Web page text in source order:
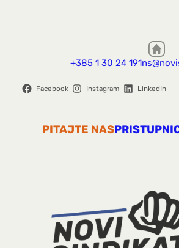
+385 1 30 24 191
Facebook Instagram LinkedIn
PITAJTE NAS